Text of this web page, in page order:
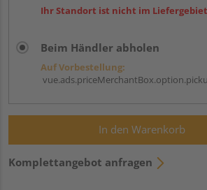
Ihr Standort ist nicht im Liefergebiet
Beim Händler abholen
Auf Vorbestellung:
In den Warenkorb
Komplettangebot anfragen